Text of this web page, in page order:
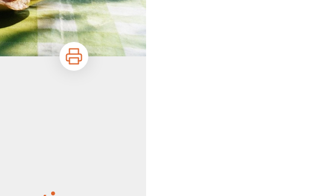
Imprimer